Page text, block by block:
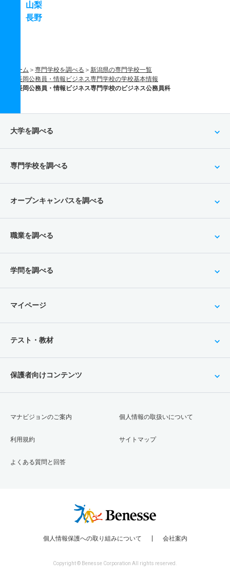
山梨
長野
ホーム 専門学校を調べる
新潟県の専門学校一覧
長岡公務員・情報ビジネス専門学校の学校基本情報
長岡公務員・情報ビジネス専門学校のビジネス公務員科
大学を調べる
専門学校を調べる
オープンキャンパスを調べる
職業を調べる
学問を調べる
マイページ
テスト・教材
保護者向けコンテンツ
マナビジョンのご案内
利用規約
よくある質問と回答
個人情報の取扱いについて
サイトマップ
個人情報保護への取り組みについて 会社案内
Copyright © Benesse Corporation All rights reserved.